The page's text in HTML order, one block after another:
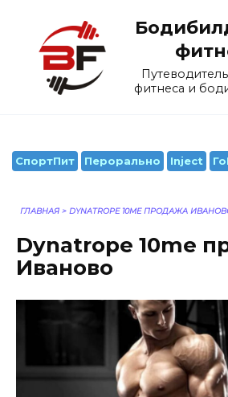
содержанию
фитнеса и
СпортПит Перорально Inject
ГЛАВНАЯ > DYNATROPE 10ME ПРОДАЖА
Dynatrope 10me
Иваново